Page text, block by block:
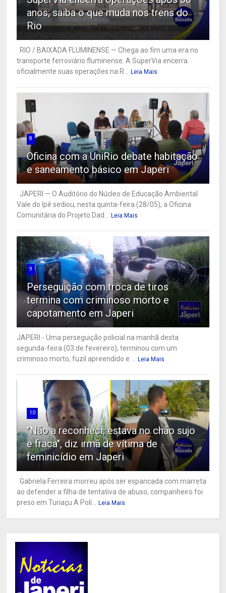
anos; saiba o que muda nos trens do
Rio
RIO / BAIXADA FLUMINENSE — Chega ao fim uma era no
transporte ferroviário fluminense. A SuperVia encerra
oficialmente suas operações na R...
Leia Mais
8
Oficina com a UniRio debate habitação
e saneamento básico em Japeri
JAPERI — O Auditório do Núcleo de Educação Ambiental
Vale do Ipê sediou, nesta quinta-feira (28/05), a Oficina
Comunitária do Projeto Dad...
Leia Mais
9
Perseguição com troca de tiros
termina com criminoso morto e
capotamento em Japeri
JAPERI - Uma perseguição policial na manhã desta
segunda-feira (03 de fevereiro), terminou com um
criminoso morto, fuzil apreendido e ...
Leia Mais
10
"Não a reconheci, estava no chão sujo
e fraca", diz irmã de vítima de
feminicídio em Japeri
Gabriela Ferreira morreu após ser espancada com marreta
ao defender a filha de tentativa de abuso; companheiro foi
preso em Turiaçu A Polí...
Leia Mais